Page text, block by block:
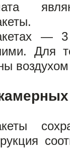
—
Для